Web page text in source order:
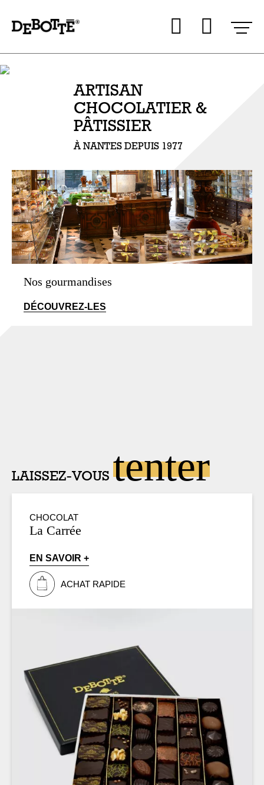
au
menu
contenu
Mon
ARTISAN
CHOCOLATIER &
PÂTISSIER
À NANTES DEPUIS 1977
Nos gourmandises
DÉCOUVREZ-LES
LAISSEZ-VOUS tenter
CHOCOLAT
La Carrée
EN SAVOIR +
ACHAT RAPIDE